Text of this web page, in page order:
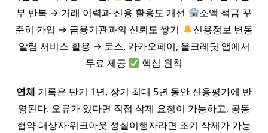
부 반복 → 거래 이력과 신용 활용도 개선
소액 적금 꾸
준히 가입 → 금융기관과의 신뢰도 쌓기
신용정보 변동
알림 서비스 활용 → 토스, 카카오페이, 올크레딧 앱에서
무료 제공
핵심 원칙
연체 기록은 단기 1년, 장기 최대 5년 동안 신용평가에 반
영된다. 오류가 있다면 직접 삭제 요청이 가능하고, 공동
협약 대상자·워크아웃 성실이행자라면 조기 삭제가 가능